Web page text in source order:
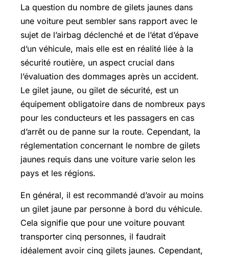
La question du nombre de gilets jaunes dans
une voiture peut sembler sans rapport avec le
sujet de l’airbag déclenché et de l’état d’épave
d’un véhicule, mais elle est en réalité liée à la
sécurité routière, un aspect crucial dans
l’évaluation des dommages après un accident.
Le gilet jaune, ou gilet de sécurité, est un
équipement obligatoire dans de nombreux pays
pour les conducteurs et les passagers en cas
d’arrêt ou de panne sur la route. Cependant, la
réglementation concernant le nombre de gilets
jaunes requis dans une voiture varie selon les
pays et les régions.
En général, il est recommandé d’avoir au moins
un gilet jaune par personne à bord du véhicule.
Cela signifie que pour une voiture pouvant
transporter cinq personnes, il faudrait
idéalement avoir cinq gilets jaunes. Cependant,